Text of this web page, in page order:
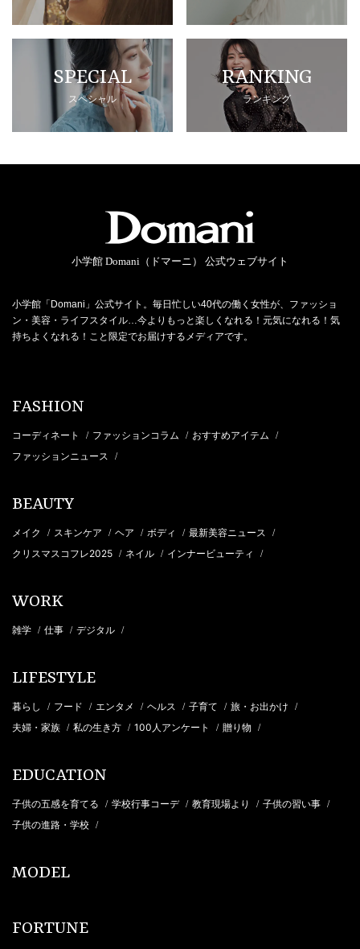
SPECIAL
スペシャル
RANKING
ランキング
小学館 Domani（ドマーニ） 公式ウェブサイト
小学館「Domani」公式サイト。毎日忙しい40代の働く女性が、ファッショ
ン・美容・ライフスタイル…今よりもっと楽しくなれる！元気になれる！気
持ちよくなれる！こと限定でお届けするメディアです。
FASHION
コーディネート / ファッションコラム / おすすめアイテム /
ファッションニュース /
BEAUTY
メイク / スキンケア / ヘア / ボディ / 最新美容ニュース /
クリスマスコフレ2025 / ネイル / インナービューティ /
WORK
雑学 / 仕事 / デジタル /
LIFESTYLE
暮らし / フード / エンタメ / ヘルス / 子育て / 旅・お出かけ /
夫婦・家族 / 私の生き方 / 100人アンケート / 贈り物 /
EDUCATION
子供の五感を育てる / 学校行事コーデ / 教育現場より / 子供の習い事 /
子供の進路・学校 /
MODEL
FORTUNE